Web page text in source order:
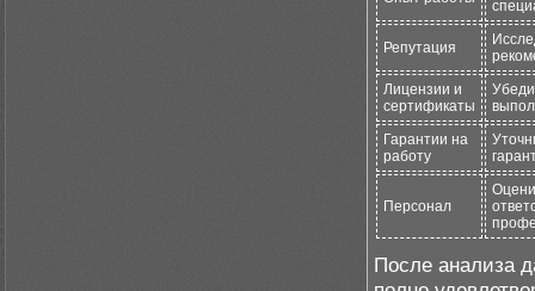
Репутация
Лицензии и
сертификаты
Гарантии на
работу
Персонал
После анализа